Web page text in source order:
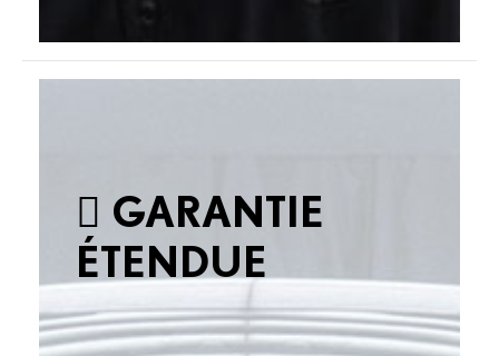
GARANTIE
ÉTENDUE